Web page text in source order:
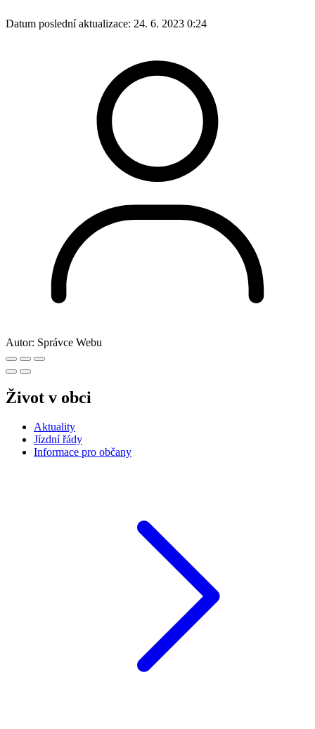
Datum poslední aktualizace: 24. 6. 2023 0:24
Autor: Správce Webu
Život v obci
Aktuality
Jízdní řády
Informace pro občany